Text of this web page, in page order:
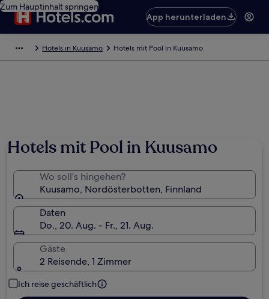
Zum Hauptinhalt springen
App herunterladen
Hotels in Kuusamo Hotels mit Pool in Kuusamo
Hotels mit Pool in Kuusamo
Wo soll’s hingehen?
Kuusamo, Nordösterbotten, Finnland
Daten
Do., 20. Aug. - Fr., 21. Aug.
Gäste
2 Reisende, 1 Zimmer
Ich reise geschäftlich